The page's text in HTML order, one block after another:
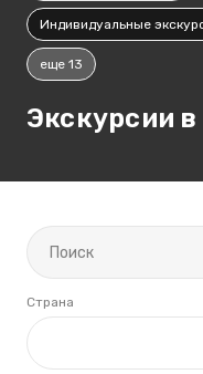
Индивидуальные
еще 13
Экскурсии в
Страна